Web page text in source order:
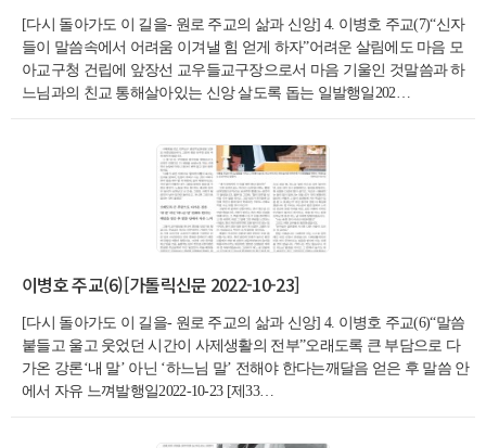
[다시 돌아가도 이 길을- 원로 주교의 삶과 신앙] 4. 이병호 주교(7)“신자
들이 말씀속에서 어려움 이겨낼 힘 얻게 하자”어려운 살림에도 마음 모
아교구청 건립에 앞장선 교우들교구장으로서 마음 기울인 것말씀과 하
느님과의 친교 통해살아있는 신앙 살도록 돕는 일발행일202…
이병호 주교(6)[가톨릭신문 2022-10-23]
[다시 돌아가도 이 길을- 원로 주교의 삶과 신앙] 4. 이병호 주교(6)“말씀
붙들고 울고 웃었던 시간이 사제생활의 전부”오래도록 큰 부담으로 다
가온 강론‘내 말’ 아닌 ‘하느님 말’ 전해야 한다는깨달음 얻은 후 말씀 안
에서 자유 느껴발행일2022-10-23 [제33…